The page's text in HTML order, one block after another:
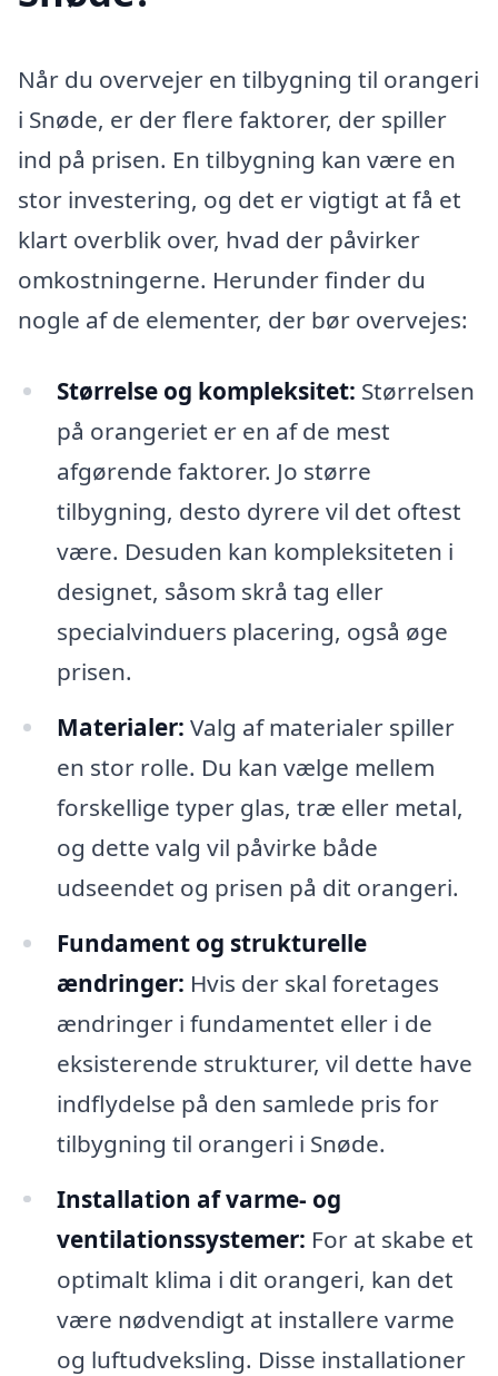
Når du overvejer en tilbygning til orangeri
i Snøde, er der flere faktorer, der spiller
ind på prisen. En tilbygning kan være en
stor investering, og det er vigtigt at få et
klart overblik over, hvad der påvirker
omkostningerne. Herunder finder du
nogle af de elementer, der bør overvejes:
Størrelse og kompleksitet: Størrelsen
på orangeriet er en af de mest
afgørende faktorer. Jo større
tilbygning, desto dyrere vil det oftest
være. Desuden kan kompleksiteten i
designet, såsom skrå tag eller
specialvinduers placering, også øge
prisen.
Materialer: Valg af materialer spiller
en stor rolle. Du kan vælge mellem
forskellige typer glas, træ eller metal,
og dette valg vil påvirke både
udseendet og prisen på dit orangeri.
Fundament og strukturelle
ændringer: Hvis der skal foretages
ændringer i fundamentet eller i de
eksisterende strukturer, vil dette have
indflydelse på den samlede pris for
tilbygning til orangeri i Snøde.
Installation af varme- og
ventilationssystemer: For at skabe et
optimalt klima i dit orangeri, kan det
være nødvendigt at installere varme
og luftudveksling. Disse installationer